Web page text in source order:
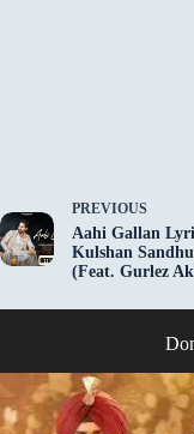
PREVIOUS
Aahi Gallan
Kulshan Sandhu
(Feat. Gurlez